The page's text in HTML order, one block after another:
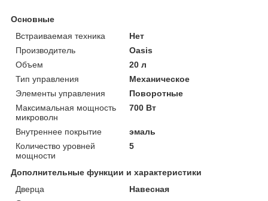
Основные
Встраиваемая техника
Нет
Производитель
Oasis
Объем
20 л
Тип управления
Механическое
Элементы управления
Поворотные
Максимальная мощность
микроволн
700 Вт
Внутреннее покрытие
эмаль
Количество уровней
мощности
5
Дополнительные функции и характеристики
Дверца
Навесная